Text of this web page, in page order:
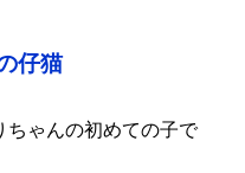
仔猫
ちゃんの初めての子で